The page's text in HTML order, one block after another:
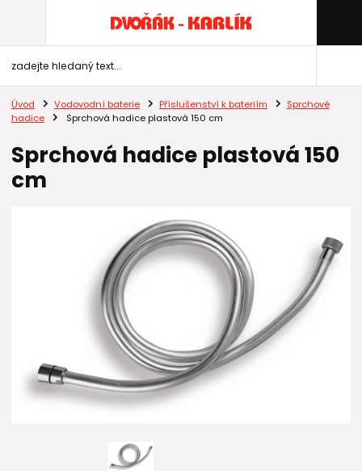
Úvod Vodovodní baterie Příslušenství k bateriím
Sprchové
hadice
Sprchová hadice plastová 150 cm
Sprchová hadice plastová 150
cm